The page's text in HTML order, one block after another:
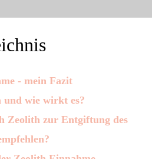
- mein Fazit
und wie wirkt es?
Zeolith zur Entgiftung des